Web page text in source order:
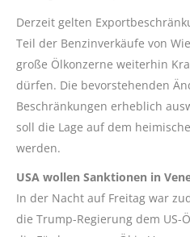
Derzeit gelten
Teil der Benzinverkäufe von
große Ölkonzerne weiterhin
dürfen. Die bevorstehenden
Beschränkungen erheblich
soll die Lage auf dem
werden.
USA wollen Sanktionen in
In der Nacht auf Freitag war
die Trump-Regierung dem US-